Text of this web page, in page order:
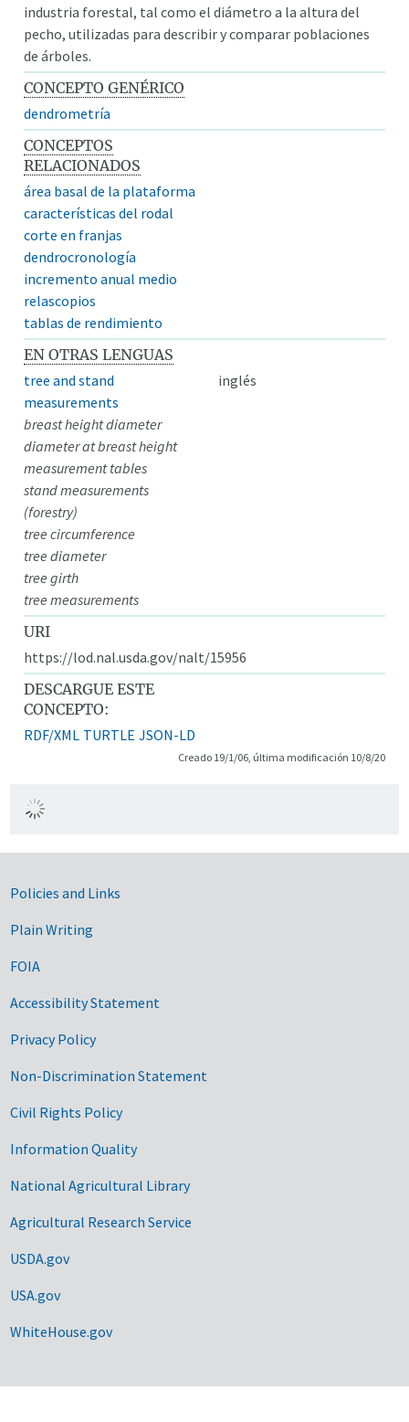
industria forestal, tal como el diámetro a la altura del
pecho, utilizadas para describir y comparar poblaciones
de árboles.
CONCEPTO GENÉRICO
dendrometría
CONCEPTOS
RELACIONADOS
área basal de la plataforma
características del rodal
corte en franjas
dendrocronología
incremento anual medio
relascopios
tablas de rendimiento
EN OTRAS LENGUAS
tree and stand
measurements
inglés
breast height diameter
diameter at breast height
measurement tables
stand measurements
(forestry)
tree circumference
tree diameter
tree girth
tree measurements
URI
https://lod.nal.usda.gov/nalt/15956
DESCARGUE ESTE
CONCEPTO:
RDF/XML TURTLE JSON-LD
Creado 19/1/06, última modificación 10/8/20
Government Links
Policies and Links
Plain Writing
FOIA
Accessibility Statement
Privacy Policy
Non-Discrimination Statement
Civil Rights Policy
Information Quality
National Agricultural Library
Agricultural Research Service
USDA.gov
USA.gov
WhiteHouse.gov